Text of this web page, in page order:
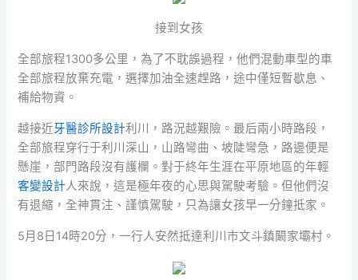
接到女孩
全部旅程1300多公里，為了不耽誤過程，他們混動車型的車
全部旅程放棄充電，選擇加油全速趕路，途中僅短暫歇息、
補給物資。
越接近牙醫診所設計利川，路況越艱險。最后兩小時路段，
全部旅程穿行于利川深山，山路彎曲、坡陡彎急，路邊便是
懸崖，部門路段沒有護欄。對于終年生涯在平原地區的年輕
客變設計人來說，這是極年夜的心思與駕駛考驗。但他們沒
有退縮，全神貫注、謹慎駕駛，只為讓女孩早一分鐘抵家。
5月8日14時20分，一行人安然抵達利川市文斗鎮闞家壩村。